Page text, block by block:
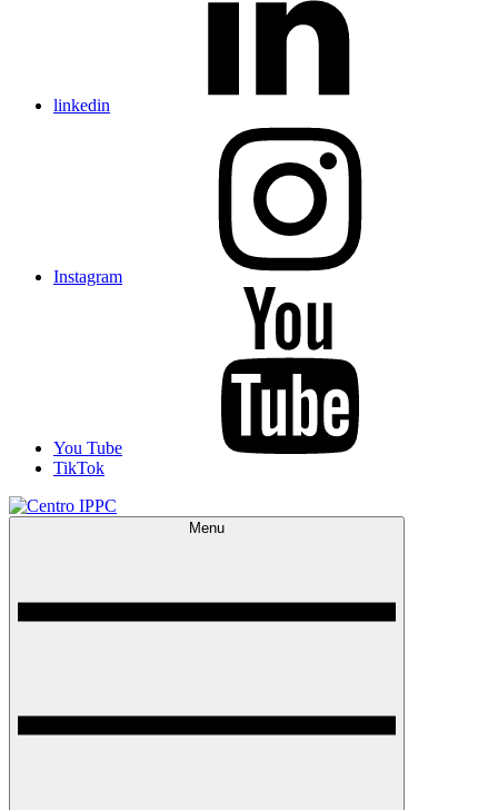
linkedin
Instagram
You Tube
TikTok
Menu